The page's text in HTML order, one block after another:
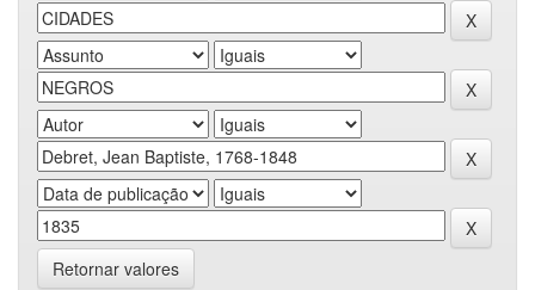
Retornar valores